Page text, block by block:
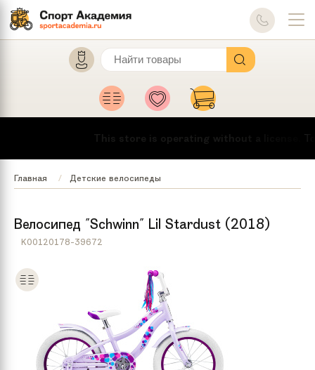
This store is operating without a license. To
Главная Детские велосипеды
Велосипед "Schwinn" Lil Stardust (2018)
K00120178-39672